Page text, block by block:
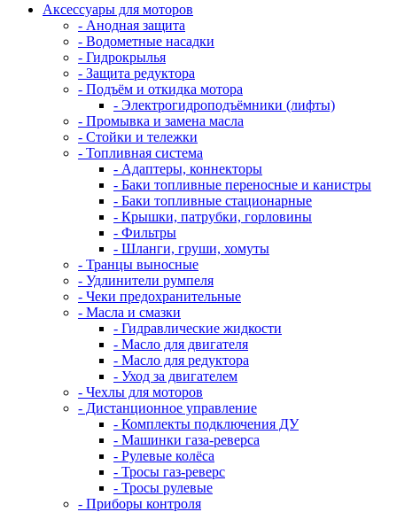
Аксессуары для моторов
- Анодная защита
- Водометные насадки
- Гидрокрылья
- Защита редуктора
- Подъём и откидка мотора
- Электрогидроподъёмники (лифты)
- Промывка и замена масла
- Стойки и тележки
- Топливная система
- Адаптеры, коннекторы
- Баки топливные переносные и канистры
- Баки топливные стационарные
- Крышки, патрубки, горловины
- Фильтры
- Шланги, груши, хомуты
- Транцы выносные
- Удлинители румпеля
- Чеки предохранительные
- Масла и смазки
- Гидравлические жидкости
- Масло для двигателя
- Масло для редуктора
- Уход за двигателем
- Чехлы для моторов
- Дистанционное управление
- Комплекты подключения ДУ
- Машинки газа-реверса
- Рулевые колёса
- Тросы газ-реверс
- Тросы рулевые
- Приборы контроля